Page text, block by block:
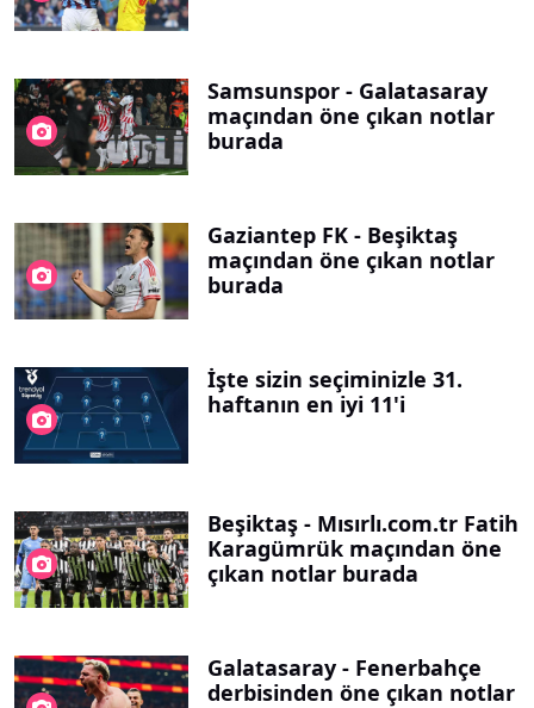
Samsunspor - Galatasaray
maçından öne çıkan notlar
burada
Gaziantep FK - Beşiktaş
maçından öne çıkan notlar
burada
İşte sizin seçiminizle 31.
haftanın en iyi 11'i
Beşiktaş - Mısırlı.com.tr Fatih
Karagümrük maçından öne
çıkan notlar burada
Galatasaray - Fenerbahçe
derbisinden öne çıkan notlar